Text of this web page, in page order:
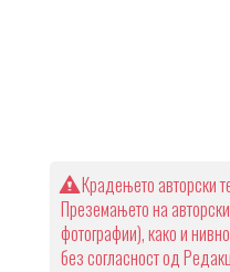
Крадењето авторски
Преземањето на
фотографии), како и
без согласност од